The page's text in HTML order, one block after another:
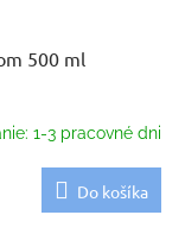
500 ml
1-3 pracovné dni
Do košíka